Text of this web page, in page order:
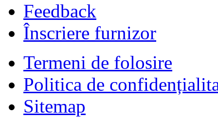
Feedback
Înscriere furnizor
Termeni de folosire
Politica de
Sitemap